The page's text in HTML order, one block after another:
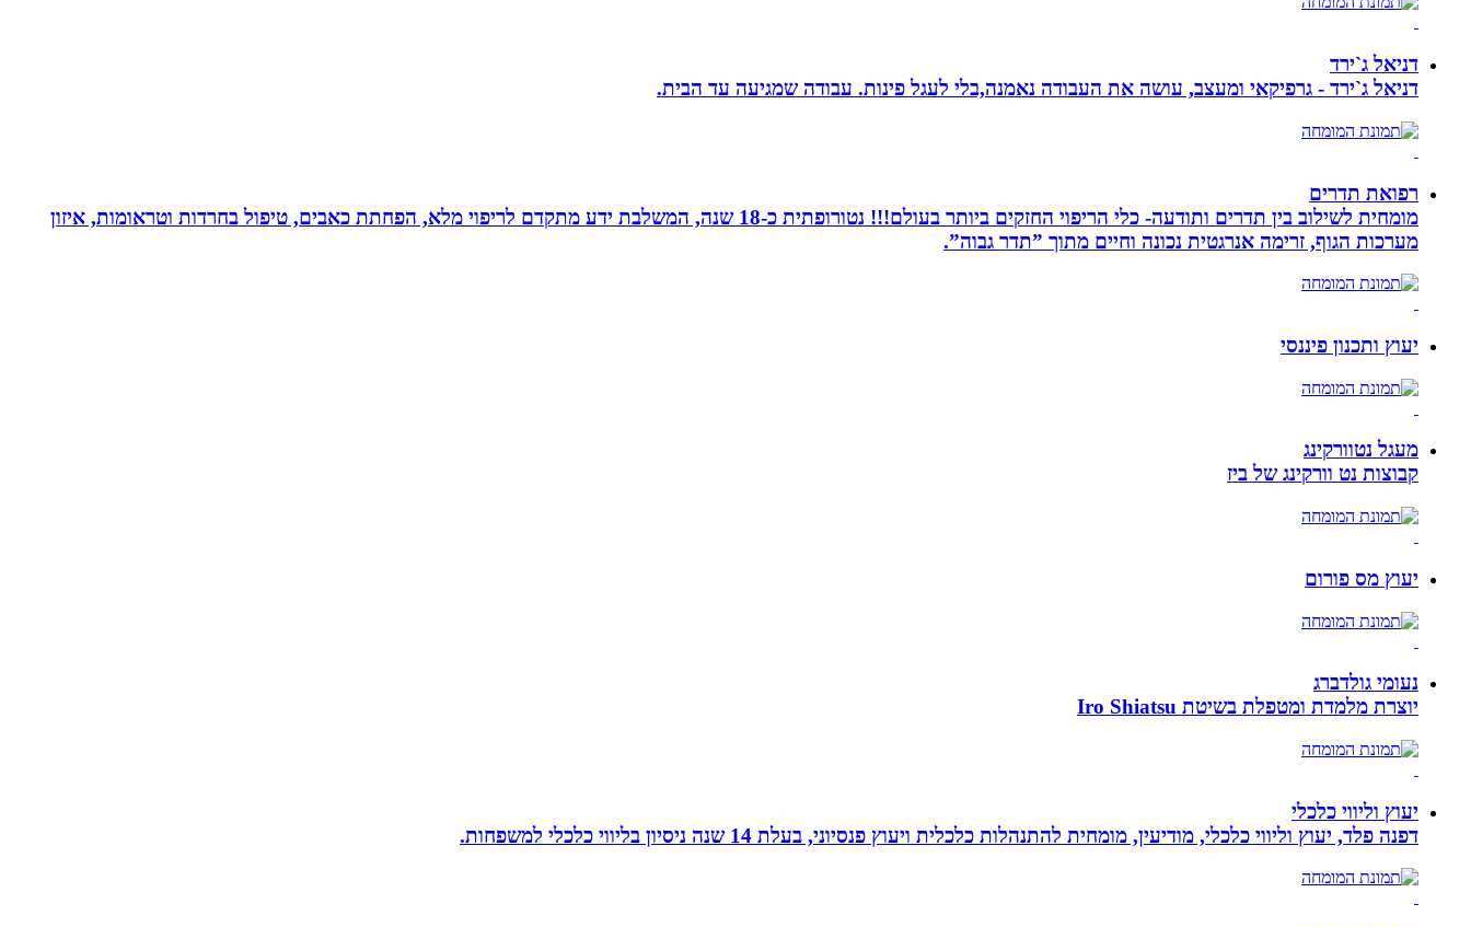
דניאל ג`ירד
דניאל ג`ירד - גרפיקאי ומעצב, עושה את העבודה נאמנה,בלי לעגל פינות. עבודה שמגיעה עד הבית.
רפואת תדרים
מומחית לשילוב בין תדרים ותודעה- כלי הריפוי החזקים ביותר בעולם!!! נטורופתית כ-18 שנה, המשלבת ידע מתקדם לריפוי מלא, הפחתת כאבים, טיפול בחרדות וטראומות, איזון
מערכות הגוף, זרימה אנרגטית נכונה וחיים מתוך ”תדר גבוה”.
יעוץ ותכנון פיננסי
מעגל נטוורקינג
קבוצות נט וורקינג של ביז
יעוץ מס פורום
נעומי גולדברג
יוצרת מלמדת ומטפלת בשיטת Iro Shiatsu
יעוץ וליווי כלכלי
דפנה פלד, יעוץ וליווי כלכלי, מודיעין, מומחית להתנהלות כלכלית ויעוץ פנסיוני, בעלת 14 שנה ניסיון בליווי כלכלי למשפחות.